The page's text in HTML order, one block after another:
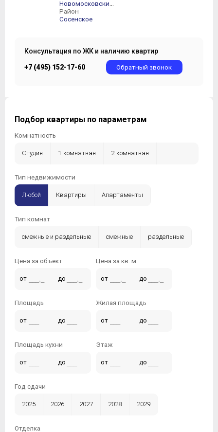
Район
Сосенское
Консультация по ЖК и наличию квартир
+7 (495) 152-17-60 Обратный звонок
Подбор квартиры по параметрам
Комнатность
Студия 1-комнатная 2-комнатная
3-комнатная
Тип недвижимости
Любой Квартиры Апартаменты
Тип комнат
смежные и раздельные смежные раздельные
Цена за объект
от до
Цена за кв. м
от до
Площадь
от до
Жилая площадь
от до
Площадь кухни
от до
Этаж
от до
Год сдачи
2025 2026 2027 2028 2029
Отделка